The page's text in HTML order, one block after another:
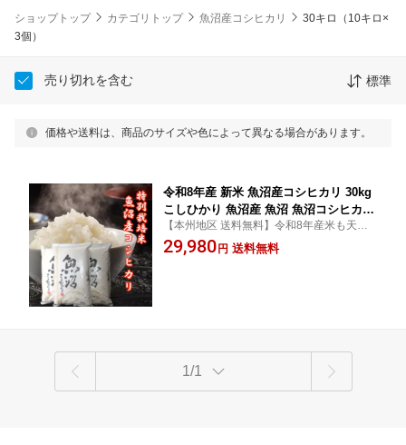
ショップトップ カテゴリトップ 魚沼産コシヒカリ
30キロ（10キロ×
3個）
売り切れを含む 標準
価格や送料は、商品のサイズや色によって異なる場合があります。
令和8年産 新米 魚沼産コシヒカリ 30kg
こしひかり 魚沼産 魚沼 魚沼コシヒカリ
新潟県産コシヒカリ 新潟こしひかり 米
コメ お米 10キロ 3袋 30キロ 白米 新潟
【本州地区 送料無料】令和8年産米も天然
水で育てられた栽培地限定の5割減々特別栽
培米です。毎日食べるお米だからこそ、そ
29,980 円 送料無料
1/1